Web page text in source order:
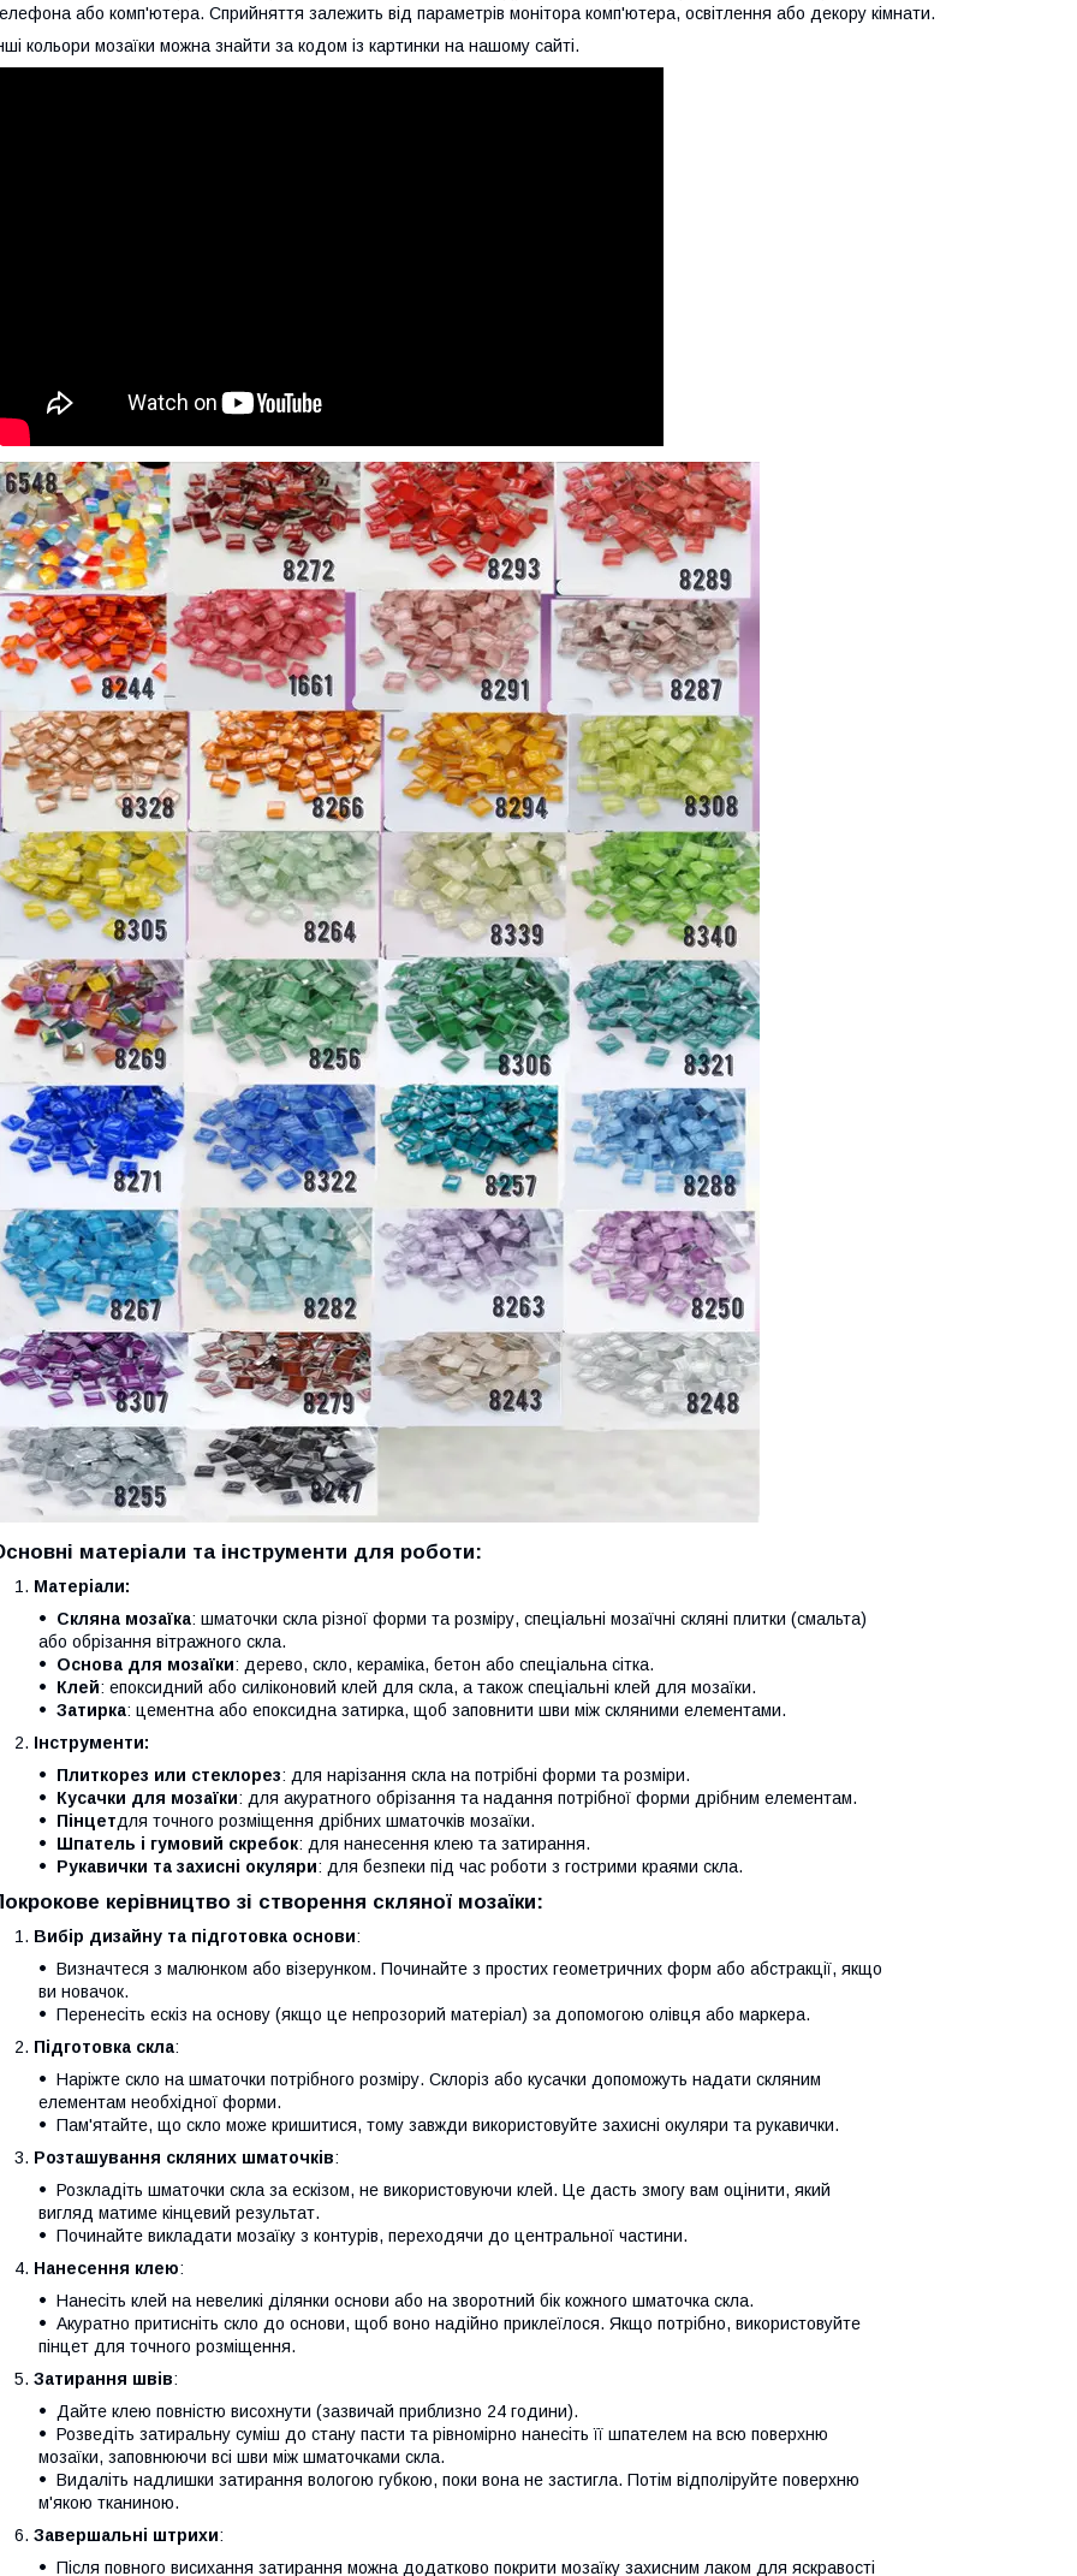
або комп'ютера. Сприйняття залежить від параметрів монітора комп'ютера, освітлення або декору кімнати.
кольори мозаїки можна знайти за кодом із картинки на нашому сайті.
матеріали та інструменти для роботи:
Матеріали:
Скляна мозаїка: шматочки скла різної форми та розміру, спеціальні мозаїчні скляні плитки (смальта)
або обрізання вітражного скла.
Основа для мозаїки: дерево, скло, кераміка, бетон або спеціальна сітка.
Клей: епоксидний або силіконовий клей для скла, а також спеціальні клей для мозаїки.
Затирка: цементна або епоксидна затирка, щоб заповнити шви між скляними елементами.
Інструменти:
Плиткорез или стеклорез: для нарізання скла на потрібні форми та розміри.
Кусачки для мозаїки: для акуратного обрізання та надання потрібної форми дрібним елементам.
Пінцетдля точного розміщення дрібних шматочків мозаїки.
Шпатель і гумовий скребок: для нанесення клею та затирання.
Рукавички та захисні окуляри: для безпеки під час роботи з гострими краями скла.
керівництво зі створення скляної мозаїки:
Вибір дизайну та підготовка основи:
Визначтеся з малюнком або візерунком. Починайте з простих геометричних форм або абстракції, якщо
ви новачок.
Перенесіть ескіз на основу (якщо це непрозорий матеріал) за допомогою олівця або маркера.
Підготовка скла:
Наріжте скло на шматочки потрібного розміру. Склоріз або кусачки допоможуть надати скляним
елементам необхідної форми.
Пам'ятайте, що скло може кришитися, тому завжди використовуйте захисні окуляри та рукавички.
Розташування скляних шматочків:
Розкладіть шматочки скла за ескізом, не використовуючи клей. Це дасть змогу вам оцінити, який
вигляд матиме кінцевий результат.
Починайте викладати мозаїку з контурів, переходячи до центральної частини.
Нанесення клею:
Нанесіть клей на невеликі ділянки основи або на зворотний бік кожного шматочка скла.
Акуратно притисніть скло до основи, щоб воно надійно приклеїлося. Якщо потрібно, використовуйте
пінцет для точного розміщення.
Затирання швів:
Дайте клею повністю висохнути (зазвичай приблизно 24 години).
Розведіть затиральну суміш до стану пасти та рівномірно нанесіть її шпателем на всю поверхню
мозаїки, заповнюючи всі шви між шматочками скла.
Видаліть надлишки затирання вологою губкою, поки вона не застигла. Потім відполіруйте поверхню
м'якою тканиною.
Завершальні штрихи:
Після повного висихання затирання можна додатково покрити мозаїку захисним лаком для яскравості